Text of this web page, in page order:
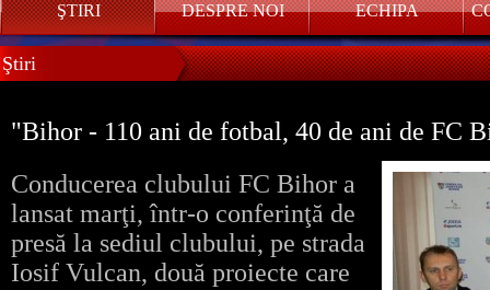
ŞTIRI DESPRE NOI ECHIPA
Ştiri
"Bihor - 110 ani de fotbal, 40 de ani de FC
Conducerea clubului FC Bihor a
lansat marţi, într-o conferinţă de
presă la sediul clubului, pe strada
Iosif Vulcan, două proiecte care